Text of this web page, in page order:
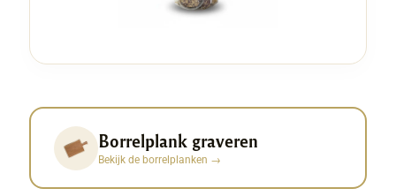
Borrelplank graveren
Bekijk de borrelplanken →